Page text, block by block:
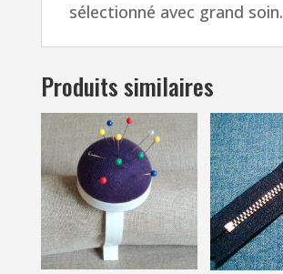
sélectionné avec grand soin.
Produits similaires